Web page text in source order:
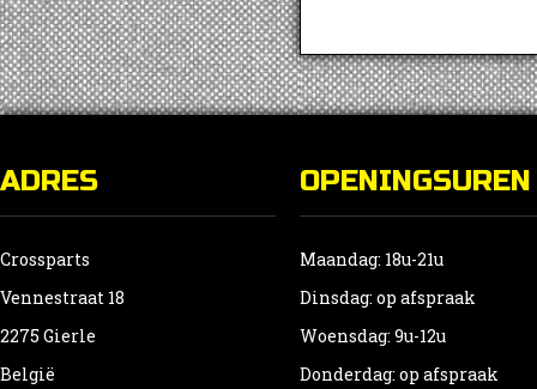
ADRES
Crossparts
Vennestraat 18
2275 Gierle
België
OPENINGSUREN
Maandag: 18u-21u
Dinsdag: op afspraak
Woensdag: 9u-12u
Donderdag: op afspraak